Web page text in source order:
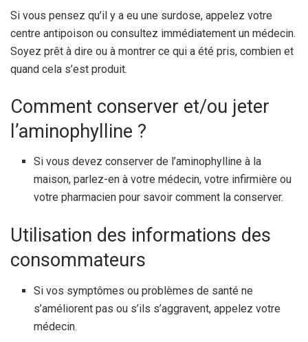
Si vous pensez qu’il y a eu une surdose, appelez votre
centre antipoison ou consultez immédiatement un médecin.
Soyez prêt à dire ou à montrer ce qui a été pris, combien et
quand cela s’est produit.
Comment conserver et/ou jeter
l’aminophylline ?
Si vous devez conserver de l’aminophylline à la
maison, parlez-en à votre médecin, votre infirmière ou
votre pharmacien pour savoir comment la conserver.
Utilisation des informations des
consommateurs
Si vos symptômes ou problèmes de santé ne
s’améliorent pas ou s’ils s’aggravent, appelez votre
médecin.